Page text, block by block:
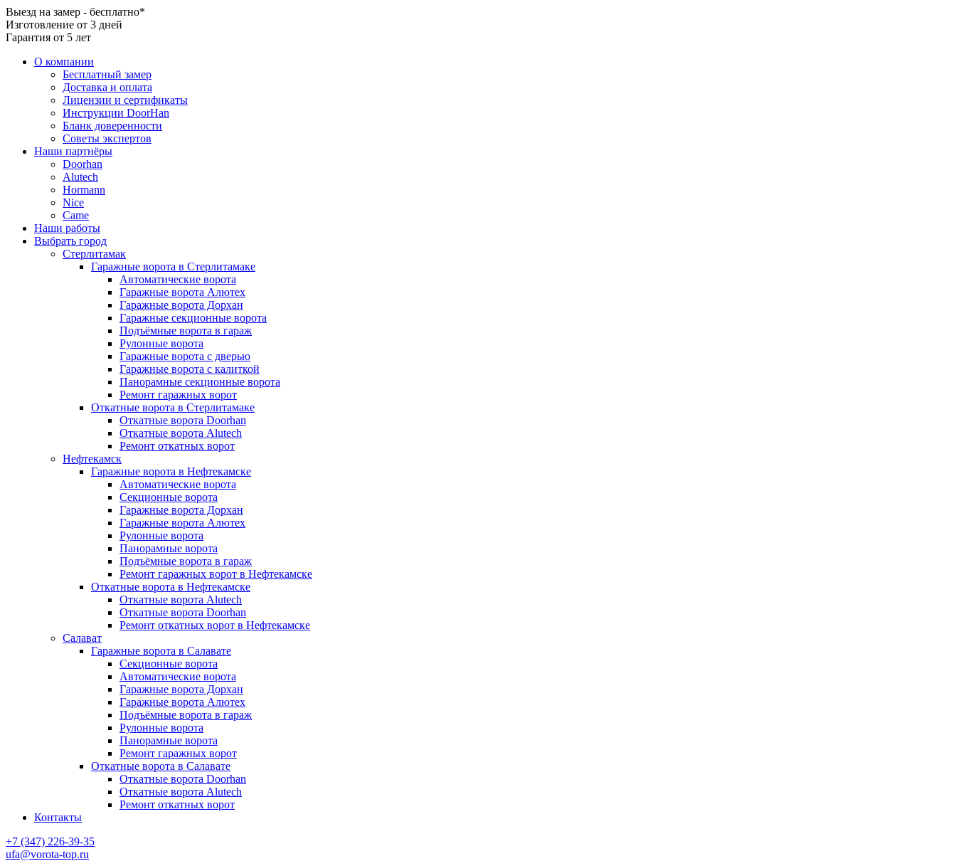
Выезд на замер - бесплатно*
Изготовление от 3 дней
Гарантия от 5 лет
О компании
Бесплатный замер
Доставка и оплата
Лицензии и сертификаты
Инструкции DoorHan
Бланк доверенности
Советы экспертов
Наши партнёры
Doorhan
Alutech
Hormann
Nice
Came
Наши работы
Выбрать город
Стерлитамак
Гаражные ворота в Стерлитамаке
Автоматические ворота
Гаражные ворота Алютех
Гаражные ворота Дорхан
Гаражные секционные ворота
Подъёмные ворота в гараж
Рулонные ворота
Гаражные ворота с дверью
Гаражные ворота с калиткой
Панорамные секционные ворота
Ремонт гаражных ворот
Откатные ворота в Стерлитамаке
Откатные ворота Doorhan
Откатные ворота Alutech
Ремонт откатных ворот
Нефтекамск
Гаражные ворота в Нефтекамске
Автоматические ворота
Секционные ворота
Гаражные ворота Дорхан
Гаражные ворота Алютех
Рулонные ворота
Панорамные ворота
Подъёмные ворота в гараж
Ремонт гаражных ворот в Нефтекамске
Откатные ворота в Нефтекамске
Откатные ворота Alutech
Откатные ворота Doorhan
Ремонт откатных ворот в Нефтекамске
Салават
Гаражные ворота в Салавате
Секционные ворота
Автоматические ворота
Гаражные ворота Дорхан
Гаражные ворота Алютех
Подъёмные ворота в гараж
Рулонные ворота
Панорамные ворота
Ремонт гаражных ворот
Откатные ворота в Салавате
Откатные ворота Doorhan
Откатные ворота Alutech
Ремонт откатных ворот
Контакты
+7 (347) 226-39-35
ufa@vorota-top.ru